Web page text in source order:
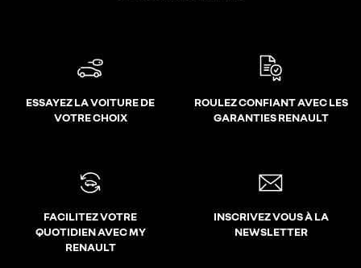
ESSAYEZ LA VOITURE DE
VOTRE CHOIX
ROULEZ CONFIANT AVEC LES
GARANTIES RENAULT
FACILITEZ VOTRE
QUOTIDIEN AVEC MY
RENAULT
INSCRIVEZ VOUS À LA
NEWSLETTER